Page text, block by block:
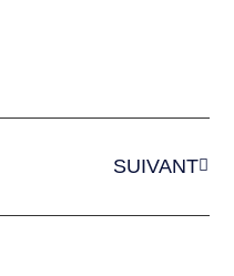
SUIVANT